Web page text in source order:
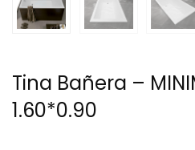
Tina Bañera –
1.60*0.90